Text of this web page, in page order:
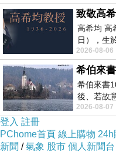
正規賽終了前連
Gasol)終場前11秒
手上籃，公牛奇蹟
首度延長賽羅斯率先
辦5分，眼看公牛
秒，湖人希爾砍進
2度延長。
致敬高
高希均 高
日），生
赴美深造
2026-08-06
希伯來
希伯來書
後、若故
有戰懼等
2026-08-07
登入 註冊
PChome首頁 線上購物 24h
新聞 /氣象 股市 個人新聞台